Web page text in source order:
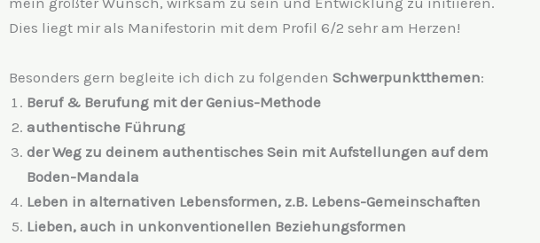
Dies liegt mir als Manifestorin mit dem Profil 6/2 sehr am Herzen!
Besonders gern begleite ich dich zu folgenden Schwerpunktthemen:
Beruf & Berufung mit der Genius-Methode
authentische Führung
der Weg zu deinem authentisches Sein mit Aufstellungen auf dem
Boden-Mandala
Leben in alternativen Lebensformen, z.B. Lebens-Gemeinschaften
Lieben, auch in unkonventionellen Beziehungsformen